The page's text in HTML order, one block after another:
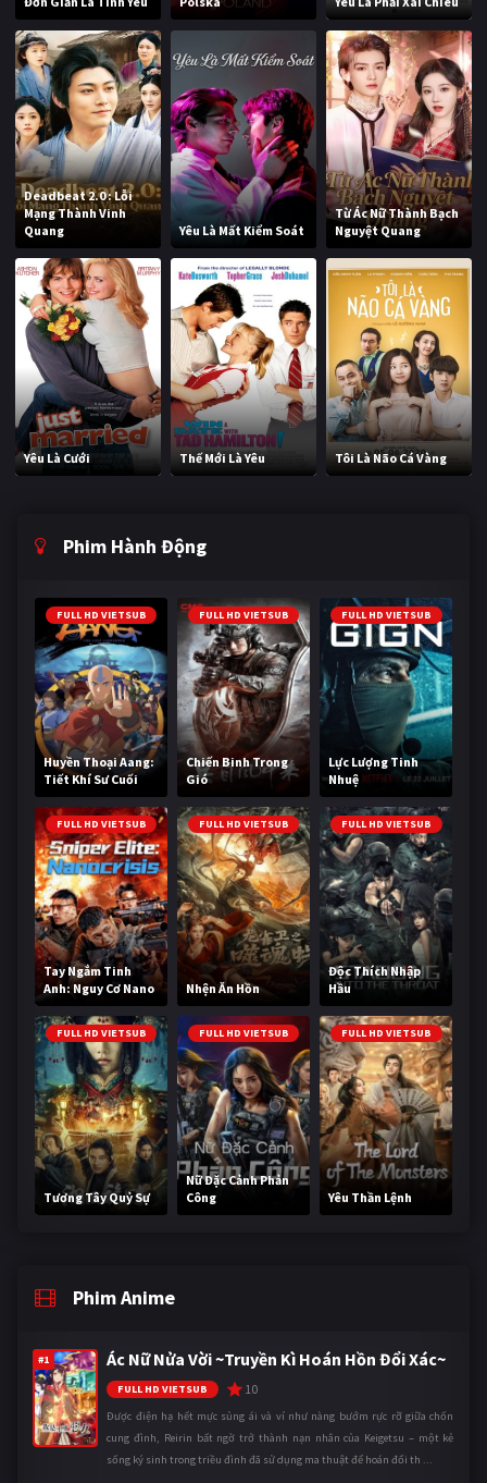
Deadbeat 2.0 : Lỗi
Mạng Thành Vinh
Quang
Yêu Là Mất Kiểm Soát
Từ Ác Nữ Thành Bạch
Nguyệt Quang
Yêu Là Cưới Thế Mới Là Yêu Tôi Là Não Cá Vàng
Phim Hành Động
FULL HD VIETSUB
Huyền Thoại Aang:
Tiết Khí Sư Cuối
Cùng
FULL HD VIETSUB
Chiến Binh Trong
Gió
FULL HD VIETSUB
Lực Lượng Tinh
Nhuệ
FULL HD VIETSUB
Tay Ngắm Tinh
Anh: Nguy Cơ Nano
FULL HD VIETSUB
Nhện Ăn Hồn
FULL HD VIETSUB
Độc Thích Nhập
Hầu
FULL HD VIETSUB
Tương Tây Quỷ Sự
FULL HD VIETSUB
Nữ Đặc Cảnh Phản
Công
FULL HD VIETSUB
Yêu Thần Lệnh
Phim Anime
#1 Ác Nữ Nửa Vời ~Truyền Kì Hoán Hồn Đổi Xác~
FULL HD VIETSUB 10
Được điện hạ hết mực sủng ái và ví như nàng bướm rực rỡ giữa chốn
cung đình, Reirin bất ngờ trở thành nạn nhân của Keigetsu – một kẻ
sống ký sinh trong triều đình đã sử dụng ma thuật để hoán đổi th ...